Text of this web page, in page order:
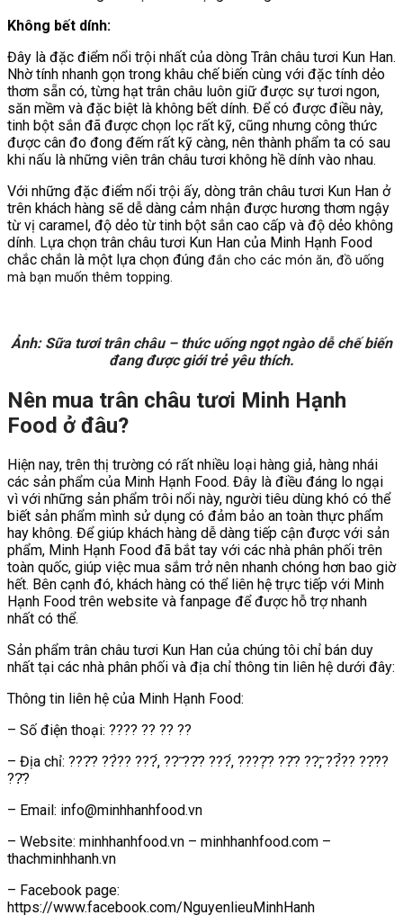
Không bết dính:
Đây là đặc điểm nổi trội nhất của dòng Trân châu tươi Kun Han.
Nhờ tính nhanh gọn trong khâu chế biến cùng với đặc tính dẻo
thơm sẵn có, từng hạt trân châu luôn giữ được sự tươi ngon,
săn mềm và đặc biệt là không bết dính. Để có được điều này,
tinh bột sắn đã được chọn lọc rất kỹ, cũng nhưng công thức
được cân đo đong đếm rất kỹ càng, nên thành phẩm ta có sau
khi nấu là những viên trân châu tươi không hề dính vào nhau.
Với những đặc điểm nổi trội ấy, dòng trân châu tươi Kun Han ở
trên khách hàng sẽ dễ dàng cảm nhận được hương thơm ngậy
từ vị caramel, độ dẻo từ tinh bột sắn cao cấp và độ dẻo không
dính. Lựa chọn trân châu tươi Kun Han của Minh Hạnh Food
chắc chắn là một lựa chọn đúng đắn cho các món ăn, đồ uống
mà bạn muốn thêm topping.
Ảnh: Sữa tươi trân châu – thức uống ngọt ngào dễ chế biến
đang được giới trẻ yêu thích.
Nên mua trân châu tươi Minh Hạnh
Food ở đâu?
Hiện nay, trên thị trường có rất nhiều loại hàng giả, hàng nhái
các sản phẩm của Minh Hạnh Food. Đây là điều đáng lo ngại
vì với những sản phẩm trôi nổi này, người tiêu dùng khó có thể
biết sản phẩm mình sử dụng có đảm bảo an toàn thực phẩm
hay không. Để giúp khách hàng dễ dàng tiếp cận được với sản
phẩm, Minh Hạnh Food đã bắt tay với các nhà phân phối trên
toàn quốc, giúp việc mua sắm trở nên nhanh chóng hơn bao giờ
hết. Bên cạnh đó, khách hàng có thể liên hệ trực tiếp với Minh
Hạnh Food trên website và fanpage để được hỗ trợ nhanh
nhất có thể.
Sản phẩm trân châu tươi Kun Han của chúng tôi chỉ bán duy
nhất tại các nhà phân phối và địa chỉ thông tin liên hệ dưới đây:
Thông tin liên hệ của Minh Hạnh Food:
– Số điện thoại: ???? ?? ?? ??
– Địa chỉ: ???̂? ??̀?? ???́, ??̃ ??̂? ???́, ????̣̂? ??̂? ??̃, ??̉?? ??̛??
??̂?
– Email: info@minhhanhfood.vn
– Website: minhhanhfood.vn – minhhanhfood.com –
thachminhhanh.vn
– Facebook page:
https://www.facebook.com/NguyenlieuMinhHanh